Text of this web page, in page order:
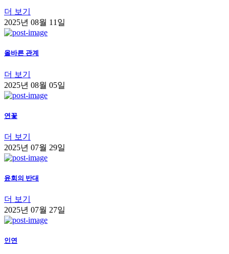
더 보기
2025년 08월 11일
올바른 관계
더 보기
2025년 08월 05일
연꽃
더 보기
2025년 07월 29일
윤회의 반대
더 보기
2025년 07월 27일
인연